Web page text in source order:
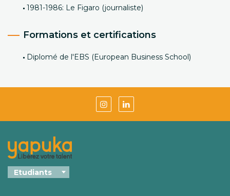
1981-1986: Le Figaro (journaliste)
Formations et certifications
Diplomé de l'EBS (European Business School)